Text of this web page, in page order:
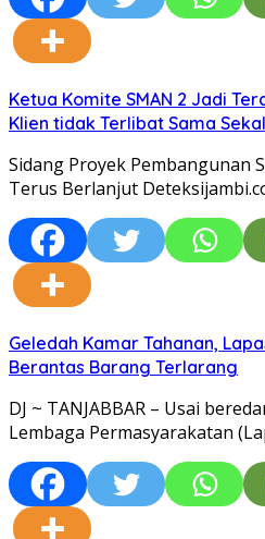
Ketua Komite SMAN 2 Jadi
Klien tidak Terlibat Sama
Sidang Proyek Pembangunan
Terus Berlanjut
Geledah Kamar Tahanan,
Berantas Barang Terlarang
DJ ~ TANJABBAR – Usai
Lembaga Permasyarakatan